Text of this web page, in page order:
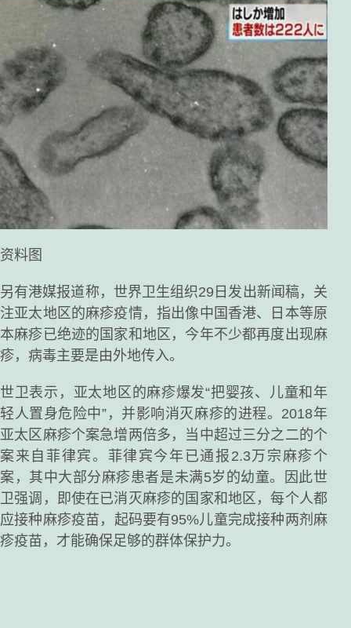
资料图
另有港媒报道称，世界卫生组织29日发出新闻稿，关
注亚太地区的麻疹疫情，指出像中国香港、日本等原
本麻疹已绝迹的国家和地区，今年不少都再度出现麻
疹，病毒主要是由外地传入。
世卫表示，亚太地区的麻疹爆发“把婴孩、儿童和年
轻人置身危险中”，并影响消灭麻疹的进程。2018年
亚太区麻疹个案急增两倍多，当中超过三分之二的个
案来自菲律宾。菲律宾今年已通报2.3万宗麻疹个
案，其中大部分麻疹患者是未满5岁的幼童。因此世
卫强调，即使在已消灭麻疹的国家和地区，每个人都
应接种麻疹疫苗，起码要有95%儿童完成接种两剂麻
疹疫苗，才能确保足够的群体保护力。